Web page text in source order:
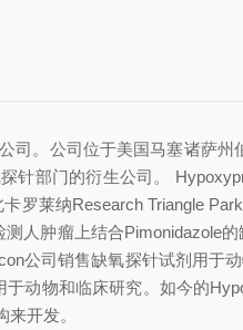
。公司位于美国马塞诸萨州
针部门的衍生公司。
罗莱纳Research Triangle
人肿瘤上结合Pimonidazole
公司销售缺氧探针试剂用于
动物和临床研究。如今的
开发。